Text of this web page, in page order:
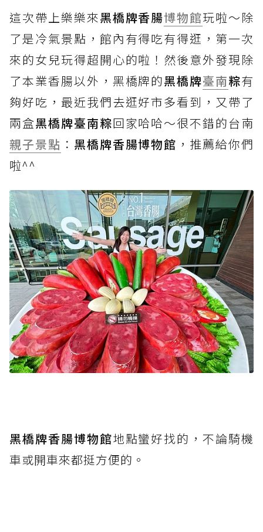
這次帶上樂樂來黑橋牌香腸博物館玩啦～除
了是冷氣景點，館內有得吃有得逛，第一次
來的女兒玩得超開心的啦！然後意外發現除
了本業香腸以外，黑橋牌的黑橋牌臺南粽有
夠好吃，最近我們去逛好市多看到，又帶了
兩盒黑橋牌臺南粽回家哈哈～很不錯的台南
親子景點 ： 黑橋牌香腸博物館 ，推薦給你們
啦^^
黑橋牌香腸博物館地點蠻好找的，不論騎機
車或開車來都挺方便的。